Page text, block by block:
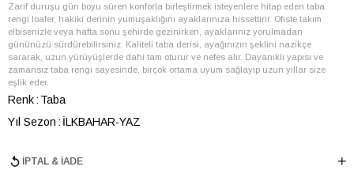
Zarif duruşu gün boyu süren konforla birleştirmek isteyenlere hitap eden taba
rengi loafer, hakiki derinin yumuşaklığını ayaklarınıza hissettirir. Ofiste takım
elbisenizle veya hafta sonu şehirde gezinirken, ayaklarınız yorulmadan
gününüzü sürdürebilirsiniz. Kaliteli taba derisi, ayağınızın şeklini nazikçe
sararak, uzun yürüyüşlerde dahi tam oturur ve nefes alır. Dayanıklı yapısı ve
zamansız taba rengi sayesinde, birçok ortama uyum sağlayıp uzun yıllar size
eşlik eder.
Renk Taba
Yıl Sezon
İLKBAHAR-YAZ
Cinsiyet ERKEK
İPTAL & İADE